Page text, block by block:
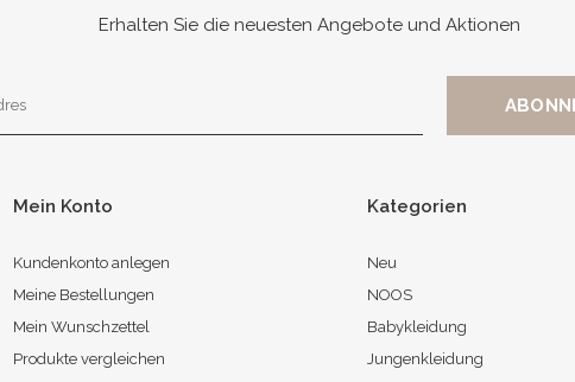
Erhalten Sie die neuesten Angebote und Aktionen
Mein Konto
Kundenkonto anlegen
Meine Bestellungen
Mein Wunschzettel
Produkte vergleichen
Kategorien
Neu
NOOS
Babykleidung
Jungenkleidung